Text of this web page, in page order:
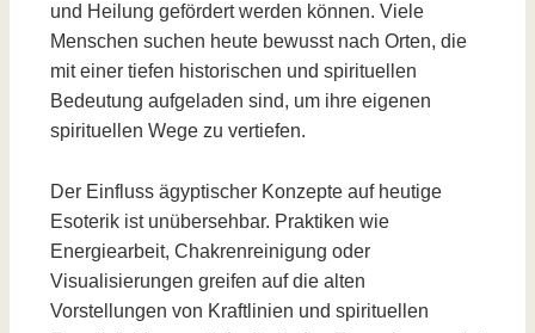
und Heilung gefördert werden können. Viele
Menschen suchen heute bewusst nach Orten, die
mit einer tiefen historischen und spirituellen
Bedeutung aufgeladen sind, um ihre eigenen
spirituellen Wege zu vertiefen.
Der Einfluss ägyptischer Konzepte auf heutige
Esoterik ist unübersehbar. Praktiken wie
Energiearbeit, Chakrenreinigung oder
Visualisierungen greifen auf die alten
Vorstellungen von Kraftlinien und spirituellen